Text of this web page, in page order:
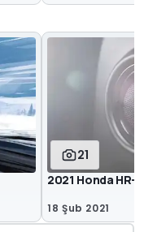
21
2021 Honda HR-
18 Şub 2021